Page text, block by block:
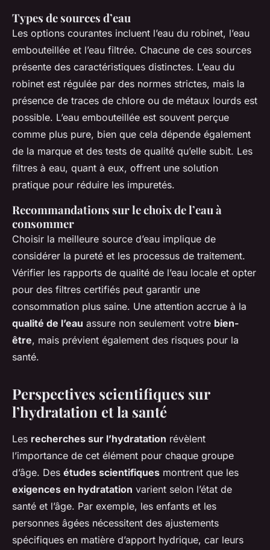
Types de sources d’eau
Les options courantes incluent l’eau du robinet, l’eau
embouteillée et l’eau filtrée. Chacune de ces sources
présente des caractéristiques distinctes. L’eau du
robinet est régulée par des normes strictes, mais la
présence de traces de chlore ou de métaux lourds est
possible. L’eau embouteillée est souvent perçue
comme plus pure, bien que cela dépende également
de la marque et des tests de qualité qu’elle subit. Les
filtres à eau, quant à eux, offrent une solution
pratique pour réduire les impuretés.
Recommandations sur le choix de l’eau à
consommer
Choisir la meilleure source d’eau implique de
considérer la pureté et les processus de traitement.
Vérifier les rapports de qualité de l’eau locale et opter
pour des filtres certifiés peut garantir une
consommation plus saine. Une attention accrue à la
qualité de l’eau assure non seulement votre bien-
être, mais prévient également des risques pour la
santé.
Perspectives scientifiques sur
l’hydratation et la santé
Les recherches sur l’hydratation révèlent
l’importance de cet élément pour chaque groupe
d’âge. Des études scientifiques montrent que les
exigences en hydratation varient selon l’état de
santé et l’âge. Par exemple, les enfants et les
personnes âgées nécessitent des ajustements
spécifiques en matière d’apport hydrique, car leurs